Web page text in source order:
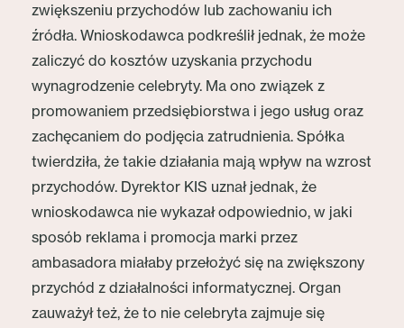
zwiększeniu przychodów lub zachowaniu ich
źródła. Wnioskodawca podkreślił jednak, że może
zaliczyć do kosztów uzyskania przychodu
wynagrodzenie celebryty. Ma ono związek z
promowaniem przedsiębiorstwa i jego usług oraz
zachęcaniem do podjęcia zatrudnienia. Spółka
twierdziła, że takie działania mają wpływ na wzrost
przychodów. Dyrektor KIS uznał jednak, że
wnioskodawca nie wykazał odpowiednio, w jaki
sposób reklama i promocja marki przez
ambasadora miałaby przełożyć się na zwiększony
przychód z działalności informatycznej. Organ
zauważył też, że to nie celebryta zajmuje się